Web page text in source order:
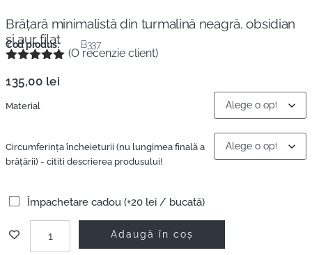
Brăţară minimalistă din turmalină neagră, obsidian
şi aur filat
Cod produs: B337
5.00din 5
unei
(O recenzie client)
135,00 lei
Material
Circumferinţa încheieturii (nu lungimea finală a
brățării) - cititi descrierea produsului!
Împachetare cadou (+20 lei / bucată)
Adaugă în coș